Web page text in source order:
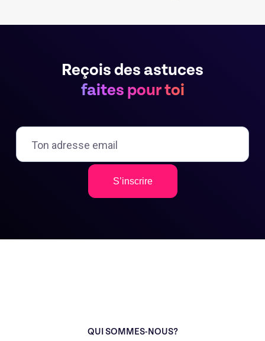
Reçois des astuces
faites pour toi
S’inscrire
QUI SOMMES-NOUS?